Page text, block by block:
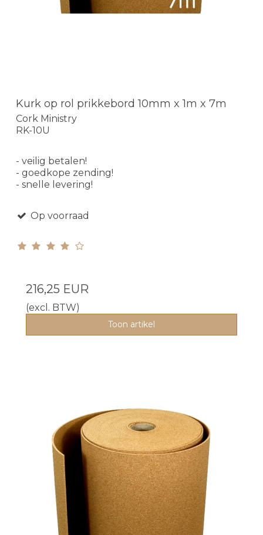
Kurk op rol prikkebord 10mm x 1m x 7m
Cork Ministry
RK-10U
- veilig betalen!
- goedkope zending!
- snelle levering!
Op voorraad
216,25 EUR
(excl. BTW)
Toon artikel